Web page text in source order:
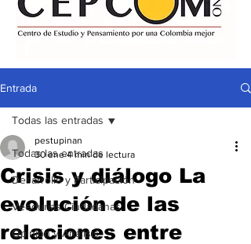
Entrada
Todas las entradas
Desarrollo y Participación
Veedurías Ciudadanas
Opinión y Análisis
Todas las entradas
Crisis y diálogo La
evolución de las
relaciones entre
pestupinan
30 ene 4 min de lectura